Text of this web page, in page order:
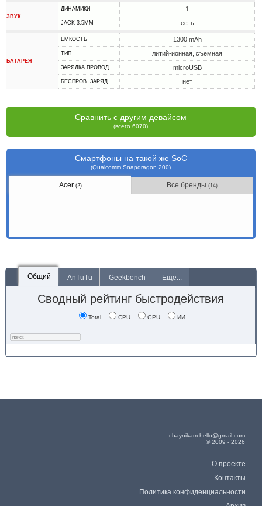
ЗВУК
ДИНАМИКИ 1
JACK 3.5MM есть
БАТАРЕЯ
ЕМКОСТЬ 1300 mAh
ТИП литий-ионная, съемная
ЗАРЯДКА ПРОВОД microUSB
БЕСПРОВ. ЗАРЯД. нет
Сравнить с другим девайсом
(всего 6070)
Смартфоны на такой же SoC
(Qualcomm Snapdragon 200)
Acer (2) Все бренды(14)
Общий AnTuTu Geekbench Еще...
Сводный рейтинг быстродействия
Total CPU GPU ИИ
chaynikam.hello@gmail.com
© 2009 - 2026
О проекте
Контакты
Политика конфиденциальности